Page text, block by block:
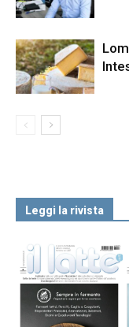
Leggi la rivista